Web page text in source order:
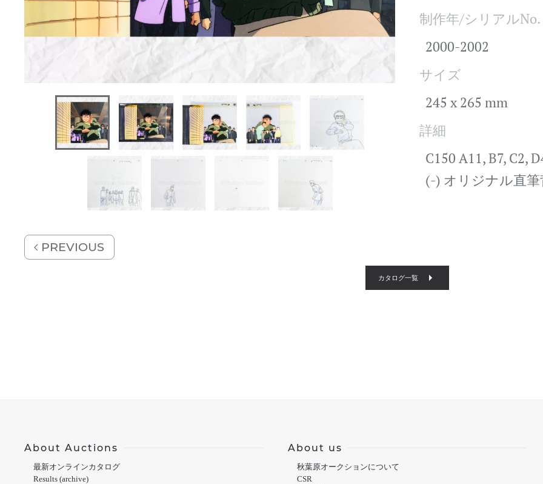
制作年/シリアルNo.
2000-2002
サイズ
245 x 265 mm
詳細
C150 A11, B7, C2,
(-) オリジナル直筆
PREVIOUS
カタログ一覧
About Auctions
最新オンラインカタログ
Results (archive)
About us
秋葉原オークションについて
CSR